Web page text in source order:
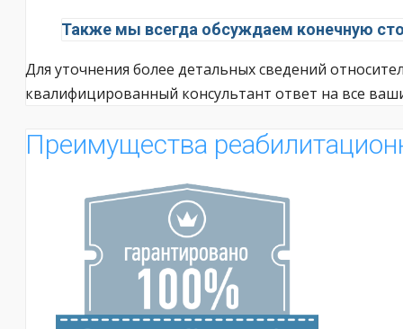
Также мы всегда обсуждаем конечную
Для уточнения более детальных сведений
квалифицированный консультант ответ на все
Преимущества